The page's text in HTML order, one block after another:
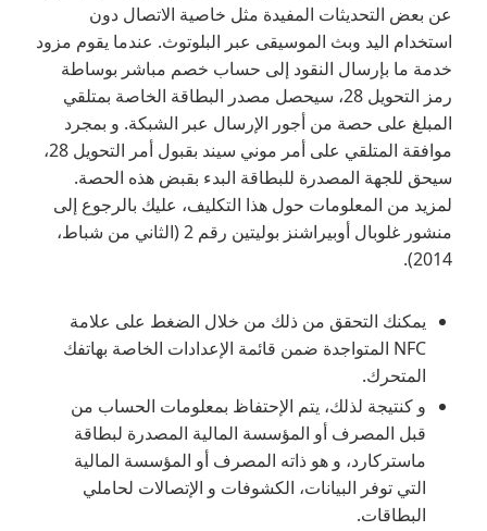
عن بعض التحديثات المفيدة مثل خاصية الاتصال دون
استخدام اليد وبث الموسيقى عبر البلوتوث. عندما يقوم مزود
خدمة ما بإرسال النقود إلى حساب خصم مباشر بوساطة
رمز التحويل 28، سيحصل مصدر البطاقة الخاصة بمتلقي
المبلغ على حصة من أجور الإرسال عبر الشبكة. و بمجرد
موافقة المتلقي على أمر موني سيند بقبول أمر التحويل 28،
سيحق للجهة المصدرة للبطاقة البدء بقبض هذه الحصة.
لمزيد من المعلومات حول هذا التكليف، عليك بالرجوع إلى
منشور غلوبال أوبيراشنز بوليتين رقم 2 (الثاني من شباط،
2014).
يمكنك التحقق من ذلك من خلال الضغط على علامة
NFC المتواجدة ضمن قائمة الإعدادات الخاصة بهاتفك
المتحرك.
و كنتيجة لذلك، يتم الإحتفاظ بمعلومات الحساب من
قبل المصرف أو المؤسسة المالية المصدرة لبطاقة
ماستركارد، و هو ذاته المصرف أو المؤسسة المالية
التي توفر البيانات، الكشوفات و الإتصالات لحاملي
البطاقات.